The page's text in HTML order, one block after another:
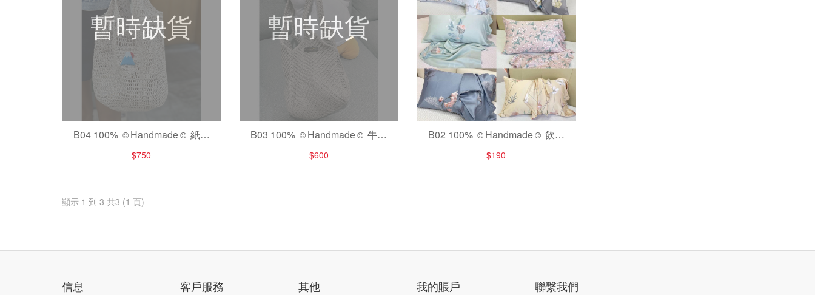
暫時缺貨
B04 100% ☺Handmade☺ 紙線
手提袋♡ 超耐重!
$750
暫時缺貨
B03 100% ☺Handmade☺ 牛奶
棉手提袋♡
$600
B02 100% ☺Handmade☺ 飲料
提袋♡
$190
顯示 1 到 3 共3 (1 頁)
信息 客戶服務 其他 我的賬戶 聯繫我們